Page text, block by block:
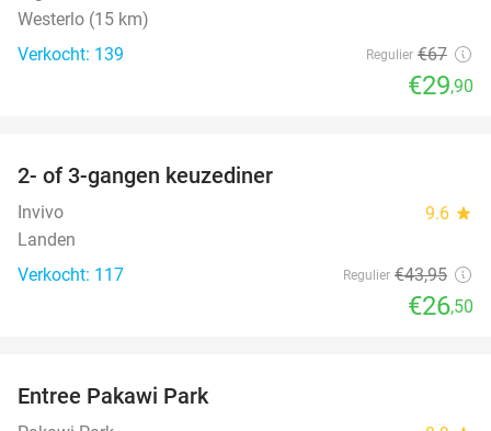
Westerlo (15 km)
Verkocht: 139
Regulier €67
€29,90
2- of 3-gangen keuzediner
Invivo 9.6 star
Landen
Verkocht: 117
Regulier €43,95
€26,50
Entree Pakawi Park